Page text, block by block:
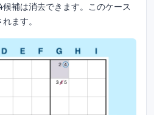
補は消去できます。このケース
ます。